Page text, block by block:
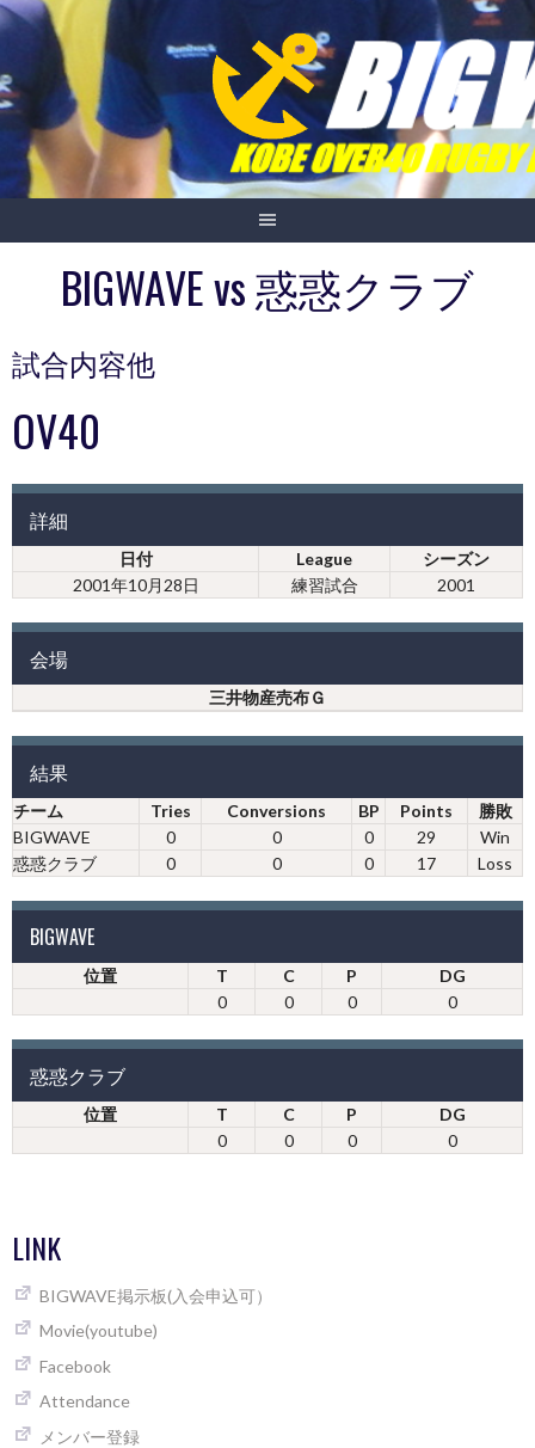
Skip
content
BIGWAVE vs 惑惑クラブ
試合内容他
OV40
詳細
日付 League
シーズン
2001年10月28日
練習試合 2001
会場
三井物産売布Ｇ
結果
チーム Tries Conversions BP Points
勝敗
BIGWAVE
0 0 0 29
Win
惑惑クラブ
0 0 0 17 Loss
BIGWAVE
位置 T C P
DG
0
0 0 0
惑惑クラブ
位置 T C P
DG
0
0 0 0
LINK
BIGWAVE掲示板(入会申込可）
Movie(youtube)
Facebook
Attendance
メンバー登録